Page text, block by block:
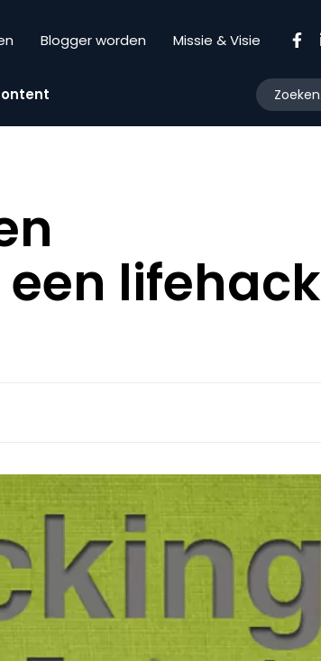
Blogger worden Missie & Visie
lifehack